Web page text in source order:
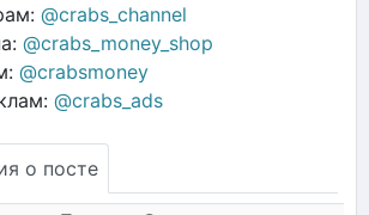
@crabs_channel
@crabs_money_shop
@crabsmoney
@crabs_ads
о посте